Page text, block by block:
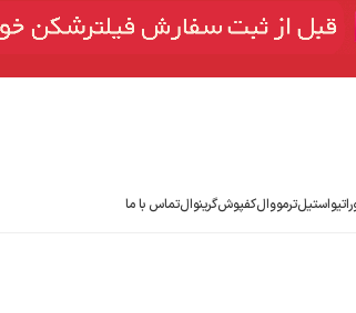
استیلترمووالکفپوشگرینوالتماس با ما